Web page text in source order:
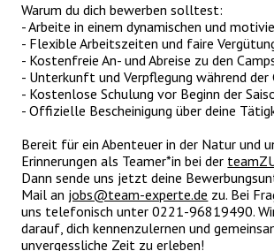
Warum du dich bewerben solltest:
- Arbeite in einem dynamischen und
- Flexible Arbeitszeiten und faire
- Kostenfreie An- und Abreise zu den
- Unterkunft und Verpflegung während der
- Kostenlose Schulung vor Beginn der
- Offizielle Bescheinigung über deine
Bereit für ein Abenteuer in der Natur und
Erinnerungen als Teamer*in bei der
Dann sende uns jetzt deine
Mail an jobs@team-experte.de zu. Bei
uns telefonisch unter 0221-96819490.
darauf, dich kennenzulernen und
unvergessliche Zeit zu erleben!